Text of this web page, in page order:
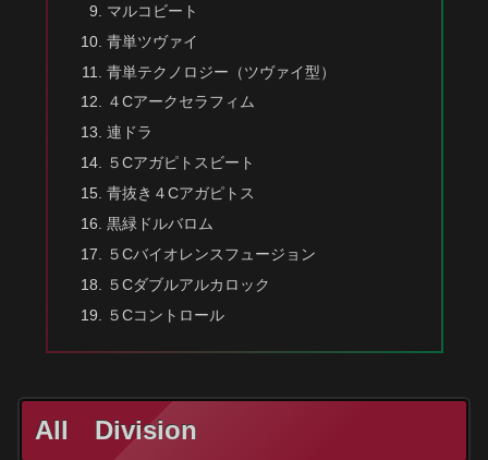
マルコビート
青単ツヴァイ
青単テクノロジー（ツヴァイ型）
４Cアークセラフィム
連ドラ
５Cアガピトスビート
青抜き４Cアガピトス
黒緑ドルバロム
５Cバイオレンスフュージョン
５Cダブルアルカロック
５Cコントロール
All Division